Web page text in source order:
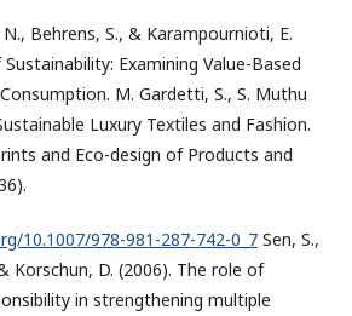
Behrens, S., & Karampournioti, E.
Examining Value-Based
M. Gardetti, S., S. Muthu
Luxury Textiles and Fashion.
and Eco-design of Products and
10.1007/978-981-287-742-0_7 Sen, S.,
Korschun, D. (2006). The role of
in strengthening multiple